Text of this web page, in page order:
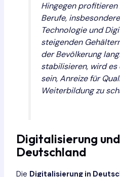
Hingegen
Berufe,
Technologie und
steigenden
der Bevölkerung
stabilisieren, wird
sein, Anreize für
Weiterbildung zu
Digitalisierung
Deutschland
Die Digitalisierung in